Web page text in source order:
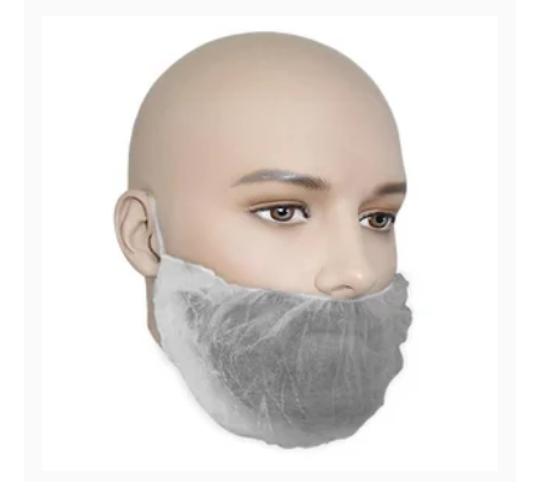
Easy Breezy™
Couvre-barbe en polypropylène (PP)